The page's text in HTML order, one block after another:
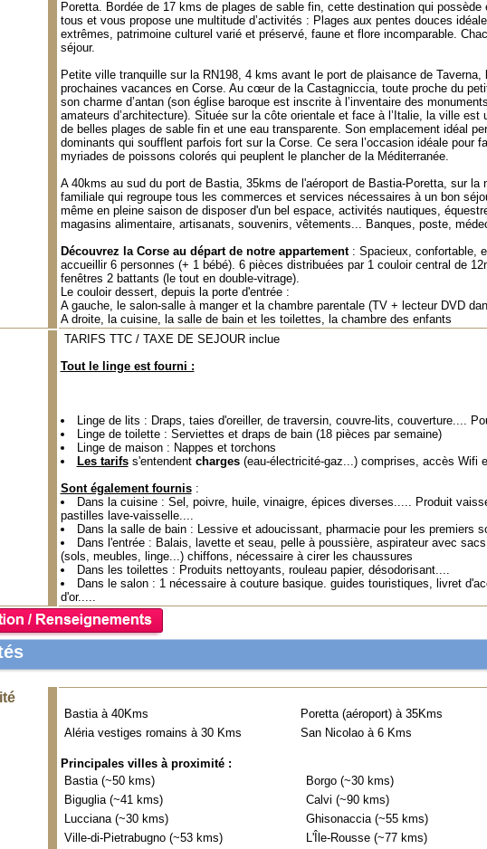
Poretta. Bordée de 17 kms de plages de sable fin, cette destination qui
tous et vous propose une multitude d’activités : Plages aux pentes douces
extrêmes, patrimoine culturel varié et préservé, faune et flore incomparable.
séjour.
Petite ville tranquille sur la RN198, 4 kms avant le port de plaisance de Taverna,
prochaines vacances en Corse. Au cœur de la Castagniccia, toute proche du
son charme d’antan (son église baroque est inscrite à l’inventaire des
amateurs d’architecture). Située sur la côte orientale et face à l’Italie, la ville
de belles plages de sable fin et une eau transparente. Son emplacement idéal
dominants qui soufflent parfois fort sur la Corse. Ce sera l’occasion idéale pour
myriades de poissons colorés qui peuplent le plancher de la Méditerranée.
A 40kms au sud du port de Bastia, 35kms de l'aéroport de Bastia-Poretta, sur la
familiale qui regroupe tous les commerces et services nécessaires à un bon
même en pleine saison de disposer d'un bel espace, activités nautiques,
magasins alimentaire, artisanats, souvenirs, vêtements... Banques, poste,
Découvrez la Corse au départ de notre appartement : Spacieux, confortable,
accueillir 6 personnes (+ 1 bébé). 6 pièces distribuées par 1 couloir central de
fenêtres 2 battants (le tout en double-vitrage).
Le couloir dessert, depuis la porte d'entrée :
A gauche, le salon-salle à manger et la chambre parentale (TV + lecteur DVD
A droite, la cuisine, la salle de bain et les toilettes, la chambre des enfants
TARIFS TTC / TAXE DE SEJOUR inclue
Tout le linge est fourni :
Linge de lits : Draps, taies d'oreiller, de traversin, couvre-lits, couverture....
Linge de toilette : Serviettes et draps de bain (18 pièces par semaine)
Linge de maison : Nappes et torchons
Les tarifss'entendent charges(eau-électricité-gaz...) comprises, accès Wifi
Sont également fournis:
Dans la cuisine : Sel, poivre, huile, vinaigre, épices diverses..... Produit
pastilles lave-vaisselle....
Dans la salle de bain : Lessive et adoucissant, pharmacie pour les premiers
Dans l'entrée : Balais, lavette et seau, pelle à poussière, aspirateur avec
(sols, meubles, linge...) chiffons, nécessaire à cirer les chaussures
Dans les toilettes : Produits nettoyants, rouleau papier, désodorisant....
Dans le salon : 1 nécessaire à couture basique. guides touristiques, livret
d'or.....
Bastia à 40Kms Poretta (aéroport) à 35Kms
Aléria vestiges romains à 30 Kms
San Nicolao à 6 Kms
Principales villes à proximité :
Bastia (~50 kms)
Borgo (~30 kms)
Biguglia (~41 kms)
Calvi (~90 kms)
Lucciana (~30 kms)
Ghisonaccia (~55 kms)
Ville-di-Pietrabugno (~53 kms)
L'Île-Rousse (~77 kms)